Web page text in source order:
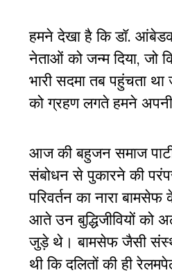
हमने देखा है कि डॉ.
नेताओं को जन्म दिया, जो
भारी सदमा तब पहुंचता
को ग्रहण लगते हमने
आज की बहुजन समाज
संबोधन से पुकारने की
परिवर्तन का नारा
आते उन बुद्धिजीवियों को
जुड़े थे। बामसेफ जैसी संस्था
थी कि दलितों की ही